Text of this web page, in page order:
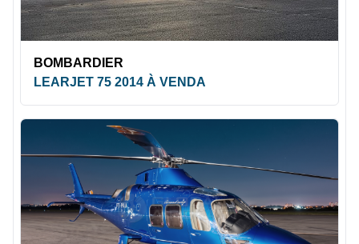
BOMBARDIER
LEARJET 75 2014 À VENDA